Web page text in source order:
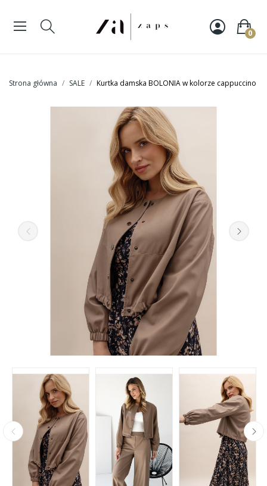
0
Strona główna SALE Kurtka damska BOLONIA w kolorze cappuccino